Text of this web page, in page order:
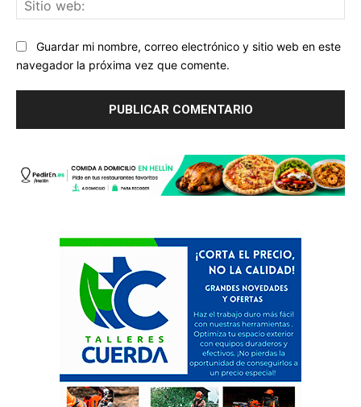
Guardar mi nombre, correo electrónico y sitio web en este
navegador la próxima vez que comente.